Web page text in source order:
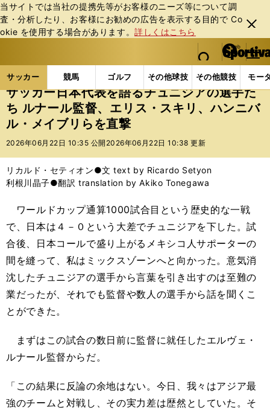
当サイトでは当社の提携先等がお客様のニーズ等について調
査・分析したり、お客様にお勧めの広告を表⽰する⽬的で Co
okie を使⽤する場合があります。詳しくはこちら
閉じ
る
web Sportiva (webスポルティーバ)
検索
マイペ
ー
ジ
メニュ
サッカー 競馬 ゴルフ その他球技 その他競技 モー
ス
ポ
ル
テ
ー
バ
サッカーの記事一覧 サッカー代表 日本代表 サ
サッカー日本代表を語るチュニジアの選手た
ち ルナール監督、エリス・スキリ、ハンニバ
ル・メイブリらを直撃
2026年06月22日 10:35 公開 2026年06月22日 10:38 更新
リカルド・セティオン●文 text by Ricardo Setyon
利根川晶子●翻訳 translation by Akiko Tonegawa
ワールドカップ通算1000試合目という歴史的な一戦
で、日本は４－０という大差でチュニジアを下した。試
合後、日本コールで盛り上がるメキシコ人サポーターの
間を縫って、私はミックスゾーンへと向かった。意気消
沈したチュニジアの選手から言葉を引き出すのは至難の
業だったが、それでも監督や数人の選手から話を聞くこ
とができた。
まずはこの試合の数日前に監督に就任したエルヴェ・
ルナール監督からだ。
「この結果に反論の余地はない。今日、我々はアジア最
強のチームと対戦し、その実力差は歴然としていた。そ